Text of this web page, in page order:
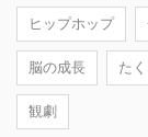
ヒップホップ
脳の成長 た
観劇